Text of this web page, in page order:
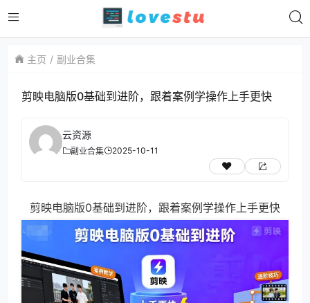
主页 副业合集
剪映电脑版0基础到进阶，跟着案例学操作上手更快
云资源
副业合集 2025-10-11
剪映电脑版0基础到进阶，跟着案例学操作上手更快